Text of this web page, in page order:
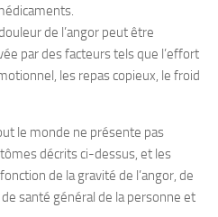
de l’angor peut être
par des facteurs tels que l’effort
les repas copieux, le froid
le monde ne présente pas
décrits ci-dessus, et les
de la gravité de l’angor, de
santé général de la personne et